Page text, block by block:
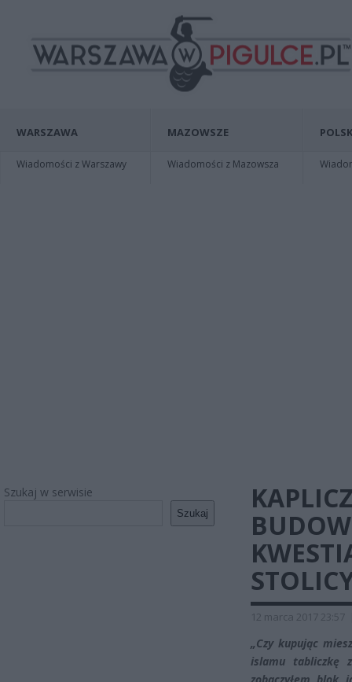
WARSZAWA
Wiadomości z Warszawy
MAZOWSZE
Wiadomości z Mazowsza
Szukaj w serwisie
Szukaj
12 marca 2017 23:57
„Czy kupując
islamu tabliczkę